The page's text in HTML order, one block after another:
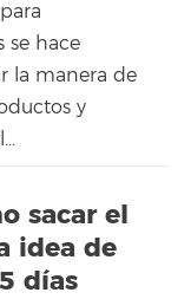
se hace
la manera de
y
sacar el
idea de
días